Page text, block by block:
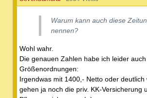
Warum kann auch diese
nennen?
Wohl wahr.
Die genauen Zahlen habe ich leider
Größenordnungen:
Irgendwas mit 1400,- Netto oder deutlich
gehen ja noch die priv. KK-Versicherung